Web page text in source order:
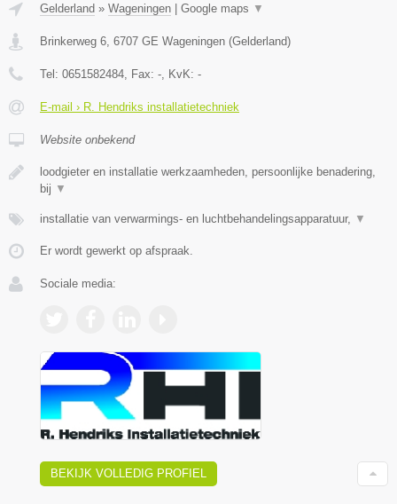
Gelderland » Wageningen Google maps ▼
Brinkerweg 6 6707 GE Wageningen (Gelderland)
Tel: 0651582484 , Fax: - , KvK: -
E-mail › R. Hendriks installatietechniek
Website onbekend
loodgieter en installatie werkzaamheden, persoonlijke benadering,
bij ▼
installatie van verwarmings- en luchtbehandelingsapparatuur, ▼
Er wordt gewerkt op afspraak.
Sociale media:
BEKIJK VOLLEDIG PROFIEL